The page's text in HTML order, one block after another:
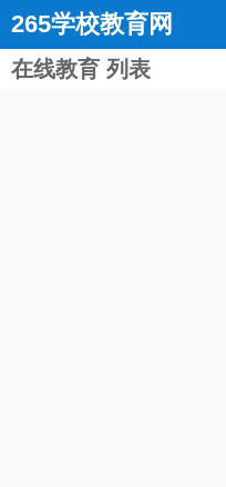
265学校教育网
在线教育 列表